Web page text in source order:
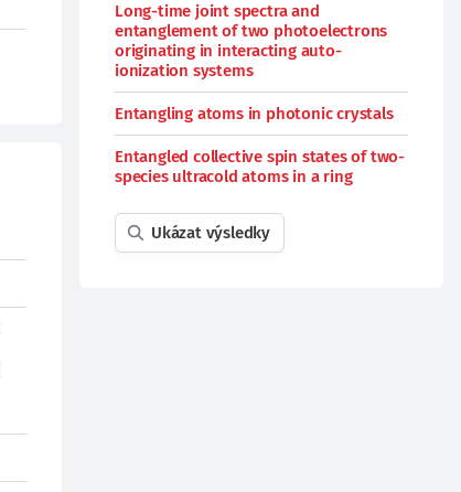
Long-time joint spectra and
entanglement of two photoelectrons
originating in interacting auto-
ionization systems
Entangling atoms in photonic crystals
Entangled collective spin states of two-
species ultracold atoms in a ring
Ukázat výsledky